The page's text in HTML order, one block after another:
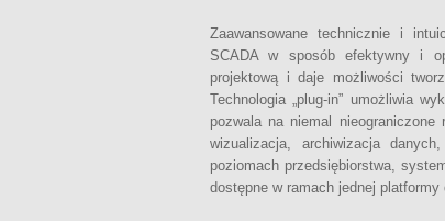
Zaawansowane technicznie i
SCADA w sposób efektywny i
projektową i daje możliwości
Technologia „plug-in” umożliwia
pozwala na niemal nieograniczone
wizualizacja, archiwizacja
poziomach przedsiębiorstwa,
dostępne w ramach jednej